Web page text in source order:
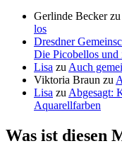
Gerlinde Beckerzu
los
Dresdner
Die Picobellos
Lisa zuAuch
Viktoria Braun zu
Lisa zuAbgesagt:
Aquarellfarben
Was ist diesen